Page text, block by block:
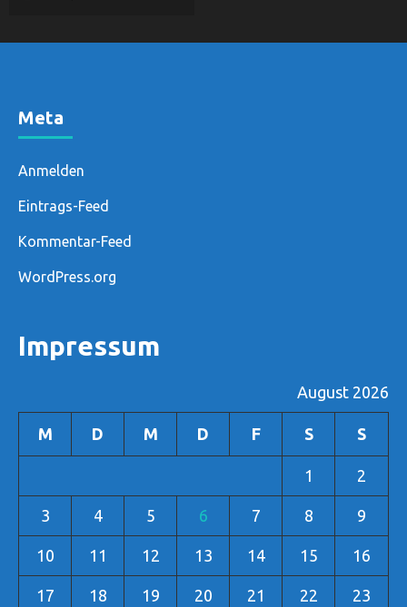
Meta
Anmelden
Eintrags-Feed
Kommentar-Feed
WordPress.org
Impressum
August 2026
M D M D F S S
1 2
3 4 5 6 7 8 9
10 11 12 13 14 15 16
17 18 19 20 21 22 23